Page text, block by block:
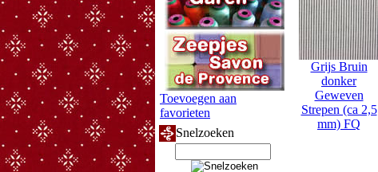
Toevoegen aan
favorieten
Snelzoeken
Grijs Bruin
donker
Geweven
Strepen (ca 2,5
mm) FQ